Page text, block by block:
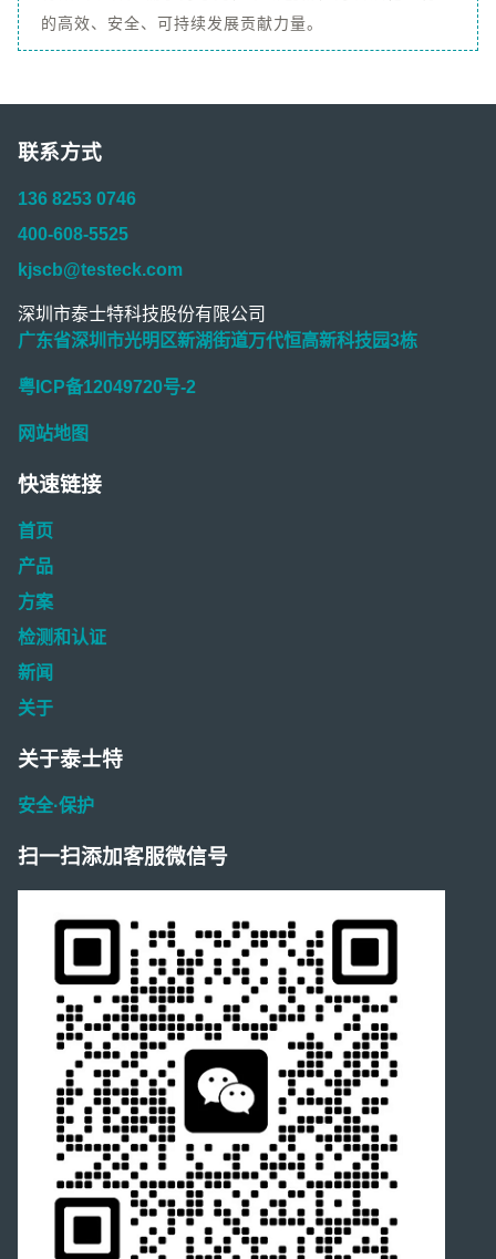
的高效、安全、可持续发展贡献力量。
联系方式
136 8253 0746
400-608-5525
kjscb@testeck.com
深圳市泰士特科技股份有限公司
广东省深圳市光明区新湖街道万代恒高新科技园3栋
粤ICP备12049720号-2
网站地图
快速链接
首页
产品
方案
检测和认证
新闻
关于
关于泰士特
安全·保护
扫一扫添加客服微信号